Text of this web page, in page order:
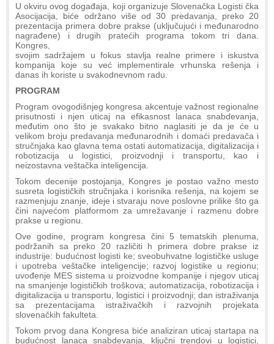
U okviru ovog događaja, koji organizuje Slovenačka Logisti čka
Asocijacija, biće održano više od 30 predavanja, preko 20
prezentacija primera dobre prakse (uključujući i međunarodno
nagrađene) i drugih pratećih programa tokom tri dana.
Kongres,
svojim sadržajem u fokus stavlja realne primere i iskustva
kompanija koje su već implementirale vrhunska rešenja i
danas ih koriste u svakodnevnom radu.
PROGRAM
Program ovogodišnjeg kongresa akcentuje važnost regionalne
prisutnosti i njen uticaj na efikasnost lanaca snabdevanja,
međutim ono što je svakako bitno naglasiti je da je će u
velikom broju predavanja međunarodnih i domaći predavača i
stručnjaka kao glavna tema ostati automatizacija, digitalizacija i
robotizacija u logistici, proizvodnji i transportu, kao i
neizostavna veštačka inteligencija.
Tokom decenije postojanja, Kongres je postao važno mesto
susreta logističkih stručnjaka i korisnika rešenja, na kojem se
razmenjuju znanje, ideje i stvaraju nove poslovne prilike što ga
čini najvećom platformom za umrežavanje i razmenu dobre
prakse u regionu.
Ove godine, program kongresa čini 5 tematskih plenuma,
podržanih sa preko 20 različiti h primera dobre prakse iz
industrije: budućnost logisti ke; sveobuhvatne logističke usluge
i upotreba veštačke inteligencije; razvoj logistike u regionu;
uvođenje MES sistema u proizvodne kompanije i njegov uticaj
na smanjenje logističkih troškova; automatizacija, robotizacija i
digitalizacija u transportu, logistici i proizvodnji; dan istraživanja
sa prezentacijama istraživačkih i razvojnih projekata
slovenačkih fakulteta.
Tokom prvog dana Kongresa biće analiziran uticaj startapa na
budućnost lanaca snabdevanja, ključni trendovi u logistici,